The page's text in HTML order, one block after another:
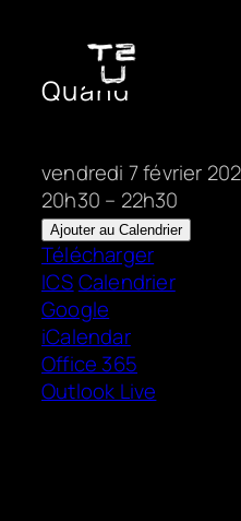
contenu
Quand
vendredi 7 février
20h30 – 22h30
Ajouter au Calendrier
Télécharger
ICSCalendrier
Google
iCalendar
Office 365
Outlook Live